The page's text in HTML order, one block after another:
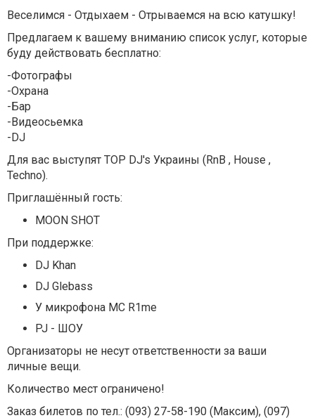
Веселимся - Отдыхаем - Отрываемся на всю катушку!
Предлагаем к вашему вниманию список услуг, которые
буду действовать бесплатно:
-Фотографы
-Охрана
-Бар
-Видеосьемка
-DJ
Для вас выступят ТОР DJ's Украины (RnB , House ,
Techno).
Приглашённый гость:
MOON SHOT
При поддержке:
DJ Khan
DJ Glebass
У микрофона МС R1me
PJ - ШОУ
Организаторы не несут ответственности за ваши
личные вещи.
Количество мест ограничено!
Заказ билетов по тел.: (093) 27-58-190 (Максим), (097)